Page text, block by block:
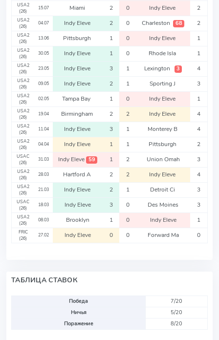
USA2
(26)
15.07 Miami 2 0 Indy Eleve 2
USA2
(26)
04.07 Indy Eleve 2 0 Charleston 68 2
USA2
(26)
13.06 Pittsburgh 1 0 Indy Eleve 1
USA2
(26)
30.05 Indy Eleve 1 0 Rhode Isla 1
USA2
(26)
23.05 Indy Eleve 3 1 Lexington 3 4
USA2
(26)
09.05 Indy Eleve 2 1 Sporting J 3
USA2
(26)
02.05 Tampa Bay 1 0 Indy Eleve 1
USA2
(26)
19.04 Birmingham 2 2 Indy Eleve 4
USA2
(26)
11.04 Indy Eleve 3 1 Monterey B 4
USA2
(26)
04.04 Indy Eleve 1 1 Pittsburgh 2
USAC
(26)
31.03 Indy Eleve 59 1 2 Union Omah 3
USA2
(26)
28.03 Hartford A 2 2 Indy Eleve 4
USA2
(26)
21.03 Indy Eleve 2 1 Detroit Ci 3
USAC
(26)
18.03 Indy Eleve 3 0 Des Moines 3
USA2
(26)
08.03 Brooklyn 1 0 Indy Eleve 1
FRIC
(26)
27.02 Indy Eleve 0 0 Forward Ma 0
ТАБЛИЦА СТАВОК
Победа
7/20
Ничья
5/20
Поражение
8/20